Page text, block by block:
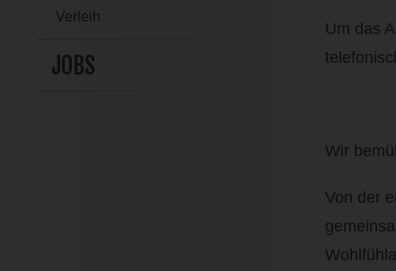
Verleih
JOBS
Um das
Wir
Von der